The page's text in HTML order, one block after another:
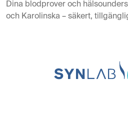
Dina blodprover och
och Karolinska – säkert,